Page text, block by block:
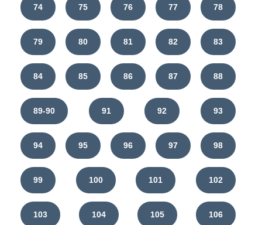
74 75 76 77 78
79 80 81 82 83
84 85 86 87 88
89-90 91 92 93
94 95 96 97 98
99 100 101 102
103 104 105 106